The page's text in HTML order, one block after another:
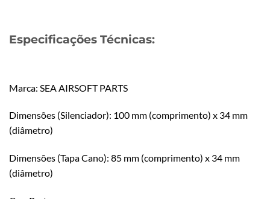
Especificações Técnicas:
Marca: SEA AIRSOFT PARTS
Dimensões (Silenciador): 100 mm (comprimento) x 34 mm
(diâmetro)
Dimensões (Tapa Cano): 85 mm (comprimento) x 34 mm
(diâmetro)